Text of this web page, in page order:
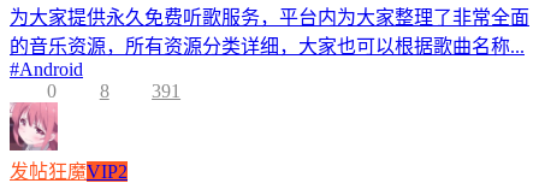
为大家提供永久免费听歌服务，平台内为大家整理了非常全面
的音乐资源，所有资源分类详细，大家也可以根据歌曲名称...
#Android
0
8 391
发帖狂魔VIP2